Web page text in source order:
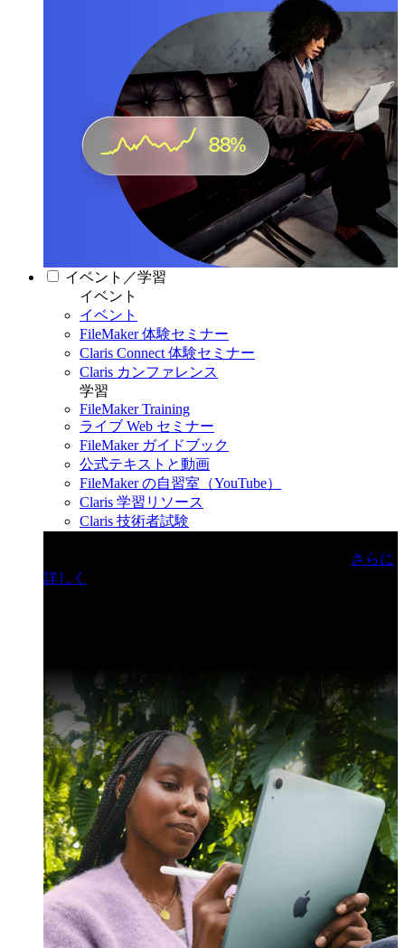
イベント／学習
イベント
イベント
FileMaker 体験セミナー
Claris Connect 体験セミナー
Claris カンファレンス
学習
FileMaker Training
ライブ Web セミナー
FileMaker ガイドブック
公式テキストと動画
FileMaker の自習室（YouTube）
Claris 学習リソース
Claris 技術者試験
さらに
詳しく